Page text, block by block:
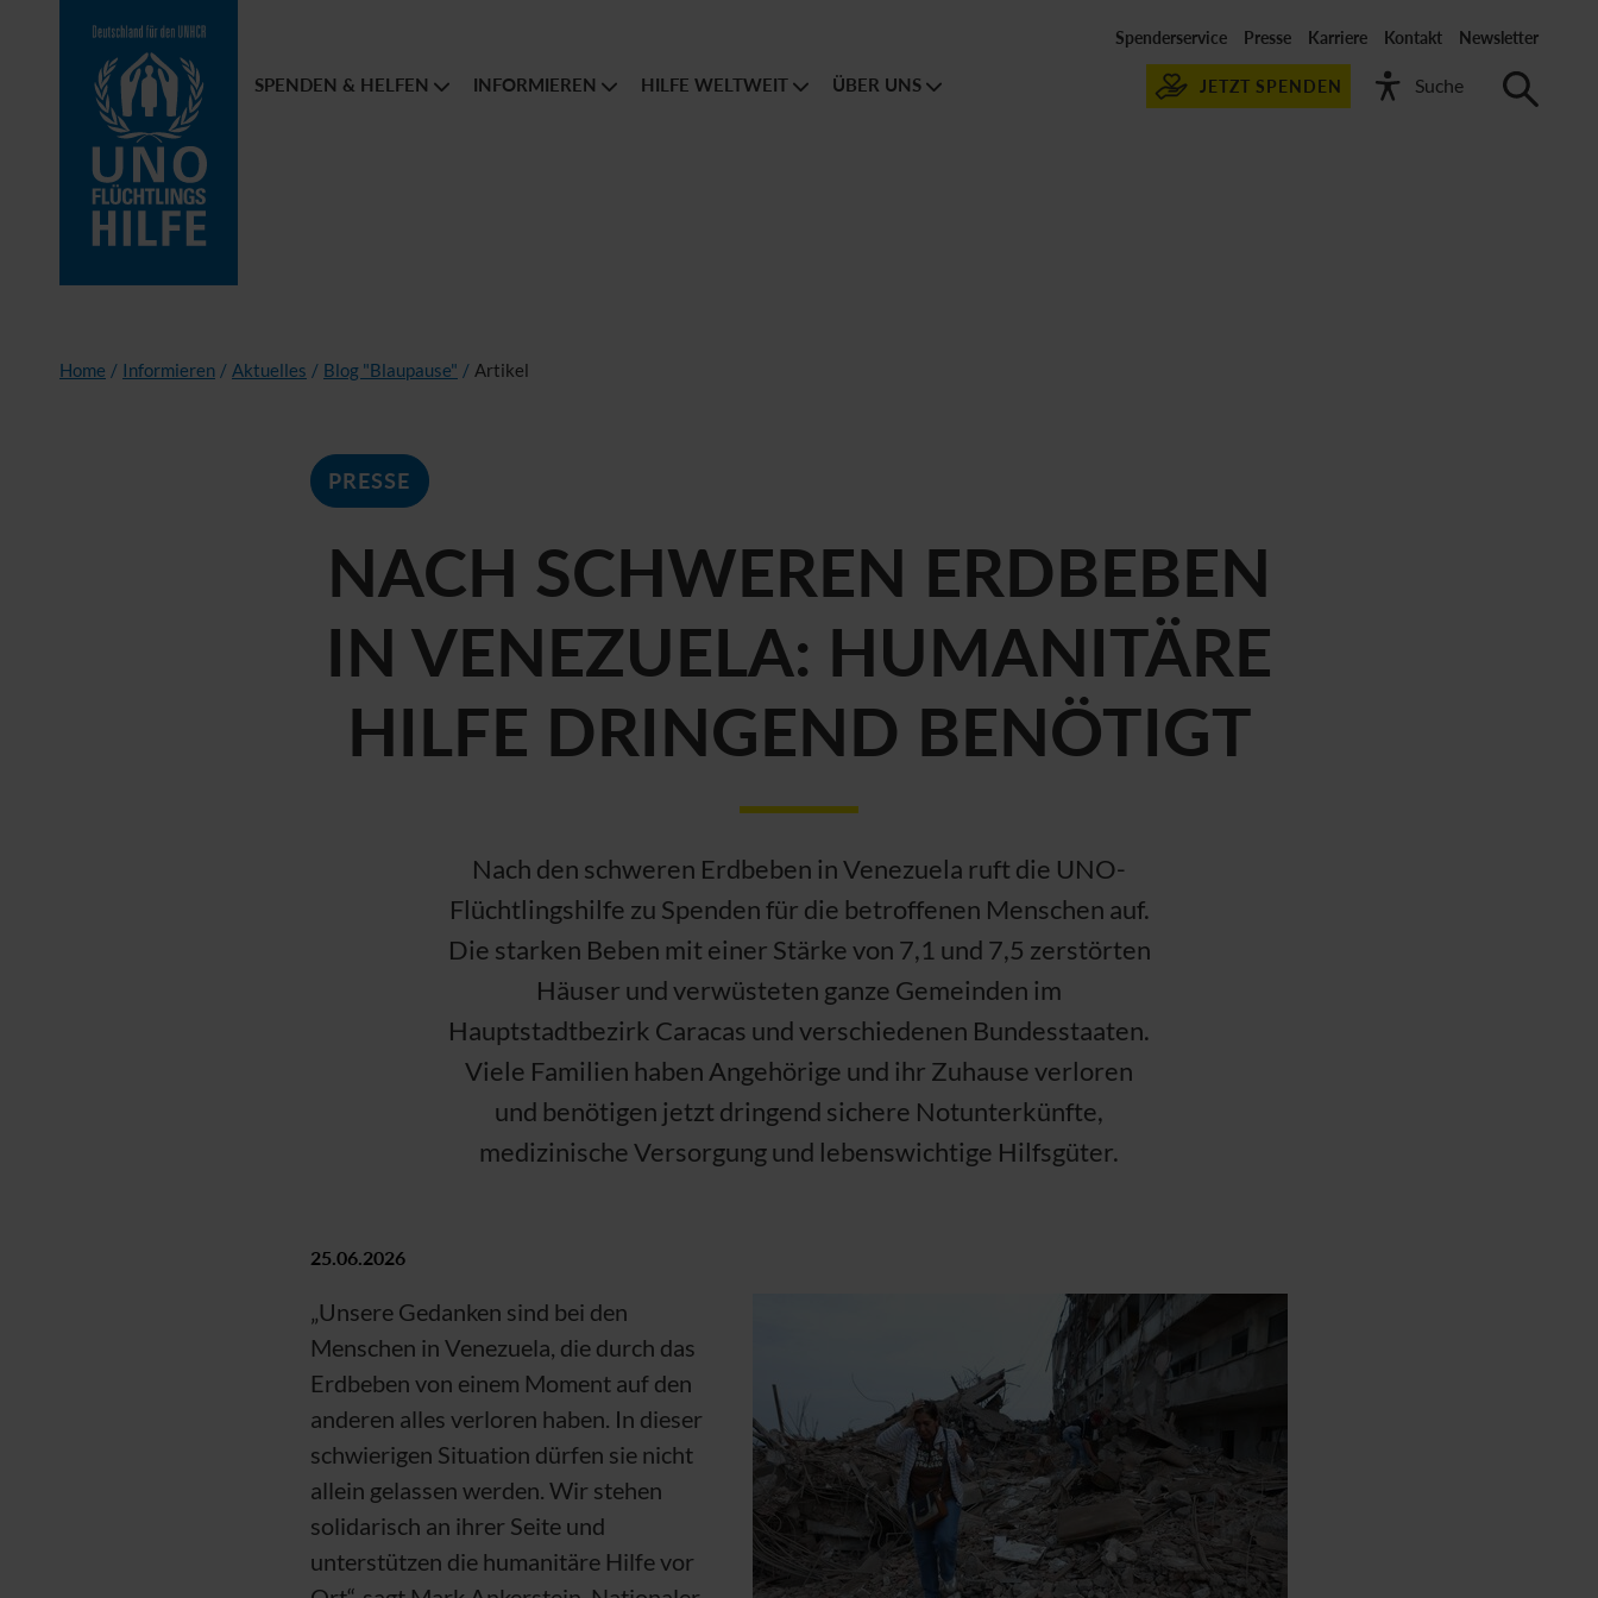
Spenderservice Presse Karriere Kontakt Newsletter
JETZT SPENDEN
SPENDEN & HELFEN INFORMIEREN HILFE WELTWEIT ÜBER UNS
Home / Informieren / Aktuelles / Blog "Blaupause" / Artikel
PRESSE
NACH SCHWEREN ERDBEBEN
IN VENEZUELA: HUMANITÄRE
HILFE DRINGEND BENÖTIGT
Nach den schweren Erdbeben in Venezuela ruft die UNO-
Flüchtlingshilfe zu Spenden für die betroffenen Menschen auf.
Die starken Beben mit einer Stärke von 7,1 und 7,5 zerstörten
Häuser und verwüsteten ganze Gemeinden im
Hauptstadtbezirk Caracas und verschiedenen Bundesstaaten.
Viele Familien haben Angehörige und ihr Zuhause verloren
und benötigen jetzt dringend sichere Notunterkünfte,
medizinische Versorgung und lebenswichtige Hilfsgüter.
25.06.2026
„Unsere Gedanken sind bei den
Menschen in Venezuela, die durch das
Erdbeben von einem Moment auf den
anderen alles verloren haben. In dieser
schwierigen Situation dürfen sie nicht
allein gelassen werden. Wir stehen
solidarisch an ihrer Seite und
unterstützen die humanitäre Hilfe vor